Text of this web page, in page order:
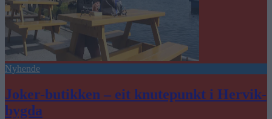
Nyhende
Joker-butikken – eit knutepunkt i Hervik-
bygda